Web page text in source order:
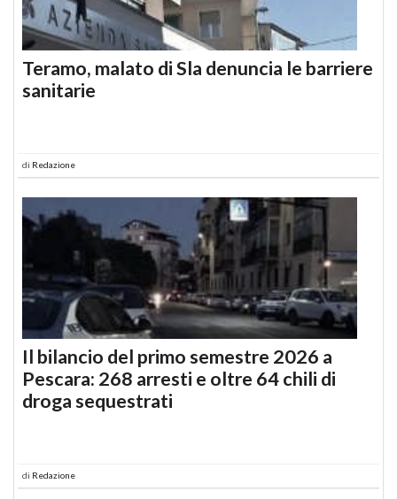
Teramo, malato di Sla denuncia le barriere
sanitarie
di Redazione
Il bilancio del primo semestre 2026 a
Pescara: 268 arresti e oltre 64 chili di
droga sequestrati
di Redazione